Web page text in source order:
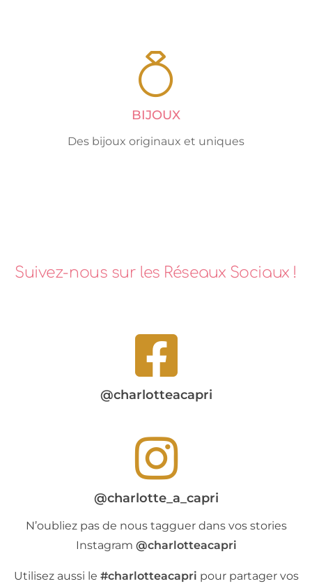
BIJOUX
Des bijoux originaux et uniques
Suivez-nous sur les Réseaux Sociaux !
@charlotteacapri
@charlotte_a_capri
N’oubliez pas de nous tagguer dans vos stories
Instagram @charlotteacapri
Utilisez aussi le #charlotteacapri pour partager vos